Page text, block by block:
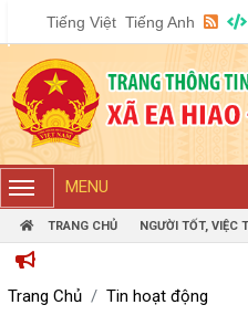
Tiếng Việt Tiếng Anh
MENU
TRANG CHỦ NGƯỜI TỐT, VIỆC
Trang Chủ Tin hoạt động